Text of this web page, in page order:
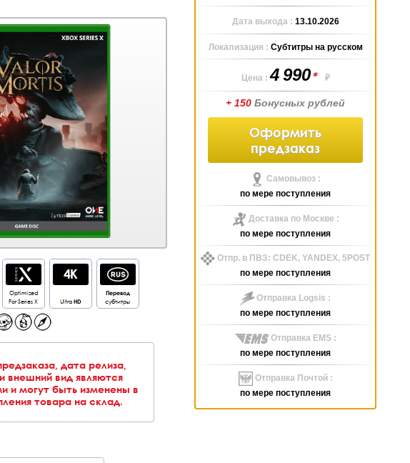
Optimized
For Series X
UltraHD
Перевод
субтитры
дата релиза,
внешний вид являются
и могут быть изменены в
товара на склад.
Дата выхода : 13.10.2026
Локализация : Субтитры на русском
Цена :4 990* ₽
+ 150 Бонусных рублей
Оформить
предзаказ
Самовывоз :
по мере поступления
Доставка по Москве :
по мере поступления
Отпр. в ПВЗ: CDEK, YANDEX, 5POST
по мере поступления
Отправка Logsis :
по мере поступления
Отправка EMS :
по мере поступления
Отправка Почтой :
по мере поступления